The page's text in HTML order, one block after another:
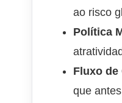
ao risco
Política
Fluxo de
que